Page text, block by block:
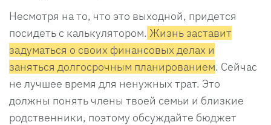
Несмотря на то, что это выходной, придется
посидеть с калькулятором. Жизнь заставит
задуматься о своих финансовых делах и
заняться долгосрочным планированием. Сейчас
не лучшее время для ненужных трат. Это
должны понять члены твоей семьи и близкие
родственники, поэтому обсуждайте бюджет